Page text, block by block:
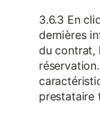
3.6.3 En
dernières
du contrat,
prestataire